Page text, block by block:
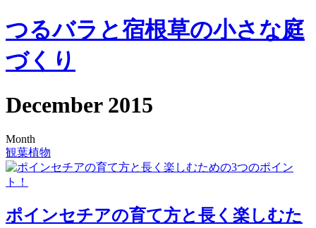
つるバラと宿根草の小さな庭
づくり
December 2015
Month
観葉植物
ポインセチアの育て方と長く楽しむた